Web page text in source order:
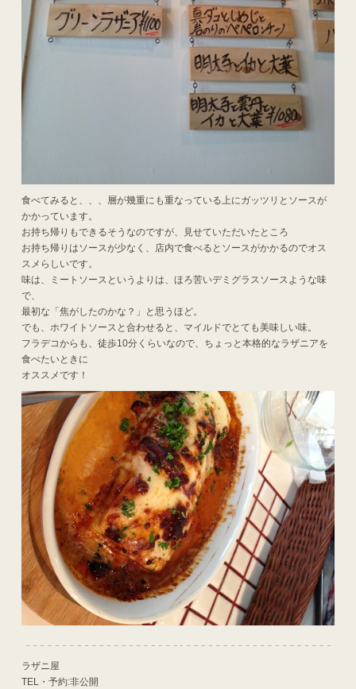
食べてみると、、、層が幾重にも重なっている上にガッツリとソースが
かかっています。
お持ち帰りもできるそうなのですが、見せていただいたところ
お持ち帰りはソースが少なく、店内で食べるとソースがかかるのでオス
スメらしいです。
味は、ミートソースというよりは、ほろ苦いデミグラスソースような味
で、
最初な「焦がしたのかな？」と思うほど。
でも、ホワイトソースと合わせると、マイルドでとても美味しい味。
フラデコからも、徒歩10分くらいなので、ちょっと本格的なラザニアを
食べたいときに
オススメです！
ラザニ屋
TEL・予約:非公開